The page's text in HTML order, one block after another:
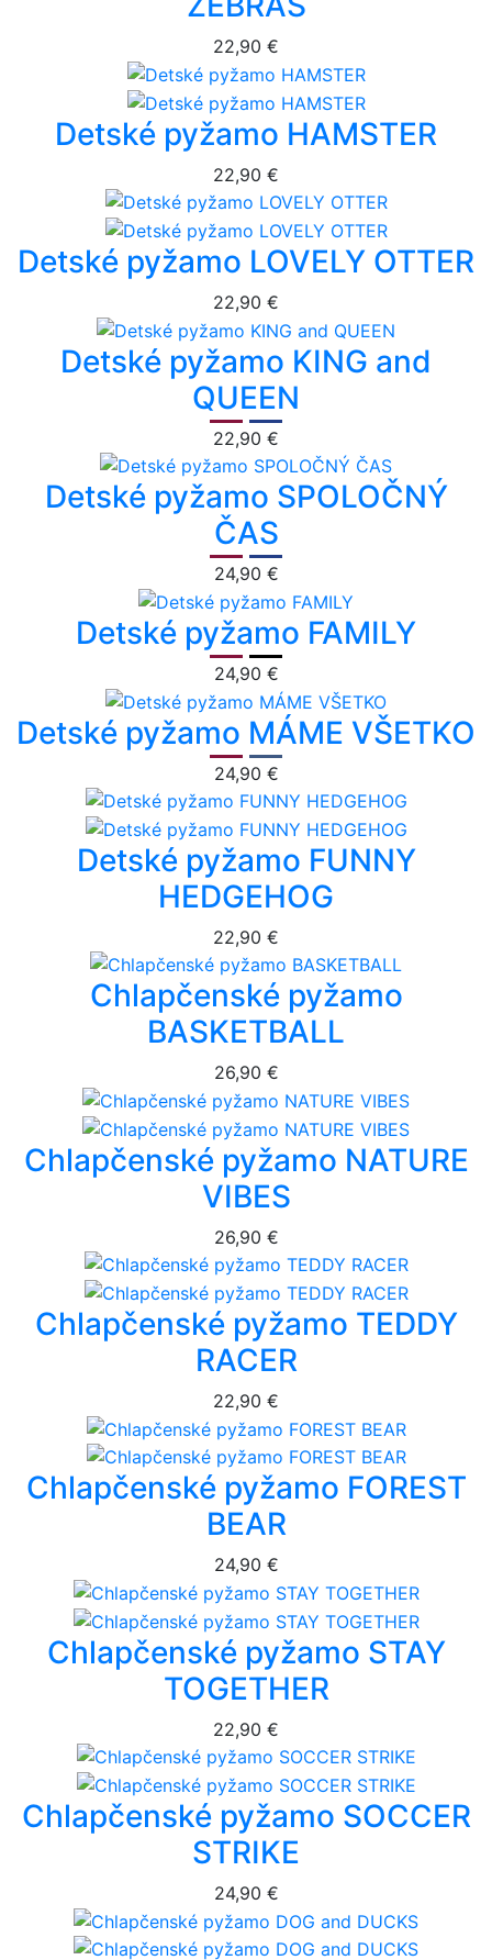
22,90 €
Detské pyžamo HAMSTER
22,90 €
Detské pyžamo LOVELY OTTER
22,90 €
Detské pyžamo KING and
QUEEN
22,90 €
Detské pyžamo SPOLOČNÝ
ČAS
24,90 €
Detské pyžamo FAMILY
24,90 €
Detské pyžamo MÁME VŠETKO
24,90 €
Detské pyžamo FUNNY
HEDGEHOG
22,90 €
Chlapčenské pyžamo
BASKETBALL
26,90 €
Chlapčenské pyžamo NATURE
VIBES
26,90 €
Chlapčenské pyžamo TEDDY
RACER
22,90 €
Chlapčenské pyžamo FOREST
BEAR
24,90 €
Chlapčenské pyžamo STAY
TOGETHER
22,90 €
Chlapčenské pyžamo SOCCER
STRIKE
24,90 €